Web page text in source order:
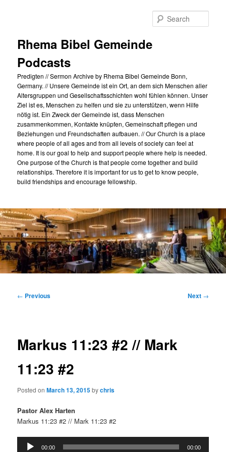
Rhema Bibel Gemeinde
Podcasts
Predigten // Sermon Archive by Rhema Bibel Gemeinde Bonn,
Germany. // Unsere Gemeinde ist ein Ort, an dem sich Menschen aller
Altersgruppen und Gesellschaftsschichten wohl fühlen können. Unser
Ziel ist es, Menschen zu helfen und sie zu unterstützen, wenn Hilfe
nötig ist. Ein Zweck der Gemeinde ist, dass Menschen
zusammenkommen, Kontakte knüpfen, Gemeinschaft pflegen und
Beziehungen und Freundschaften aufbauen. // Our Church is a place
where people of all ages and from all levels of society can feel at
home. It is our goal to help and support people where help is needed.
One purpose of the Church is that people come together and build
relationships. Therefore it is important for us to get to know people,
build friendships and encourage fellowship.
Post
← Previous Next →
Markus 11:23 #2 // Mark
11:23 #2
Posted onMarch 13, 2015bychris
Pastor Alex Harten
Markus 11:23 #2 // Mark 11:23 #2
Audio
00:00 00:00